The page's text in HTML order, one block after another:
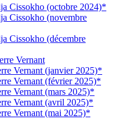
Cissokho (octobre 2024)*
Cissokho (novembre
Cissokho (décembre
Vernant
Vernant (janvier 2025)*
Vernant (février 2025)*
Vernant (mars 2025)*
Vernant (avril 2025)*
Vernant (mai 2025)*